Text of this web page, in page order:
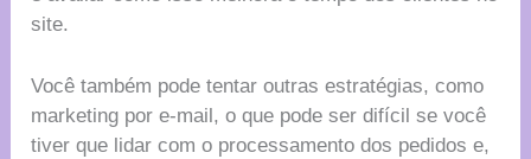
site.
Você também pode tentar outras estratégias, como
marketing por e-mail, o que pode ser difícil se você
tiver que lidar com o processamento dos pedidos e,